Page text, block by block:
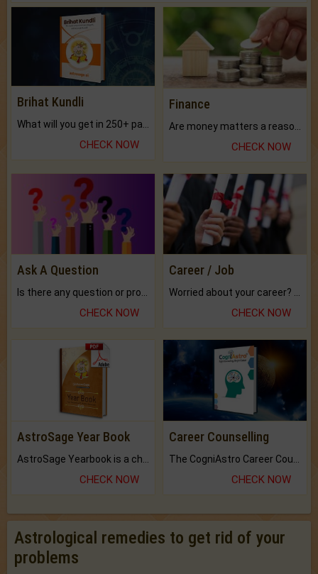
Brihat Kundli
CHECK NOW
Finance
CHECK NOW
Ask A Question
CHECK NOW
Career / Job
CHECK NOW
AstroSage Year Book
CHECK NOW
Career Counselling
CHECK NOW
Astrological remedies to get rid of your
problems